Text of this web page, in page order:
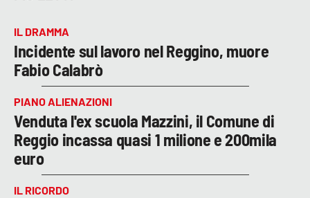
IL DRAMMA
Incidente sul lavoro nel Reggino, muore
Fabio Calabrò
PIANO ALIENAZIONI
Venduta l'ex scuola Mazzini, il Comune di
Reggio incassa quasi 1 milione e 200mila
euro
IL RICORDO